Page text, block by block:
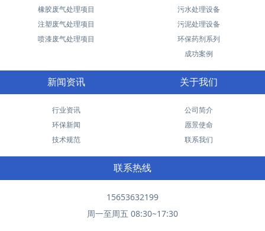
橡胶废气处理项目
注塑废气处理项目
喷漆废气处理项目
污水处理设备
污泥处理设备
环保药剂系列
成功案例
新闻资讯
行业资讯
环保新闻
技术规范
关于我们
公司简介
愿景使命
联系我们
联系热线
15653632199
周一至周五 08:30~17:30